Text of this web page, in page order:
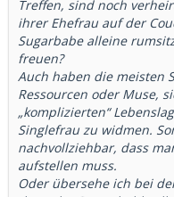
Treffen, sind noch
ihrer Ehefrau auf der
Sugarbabe alleine
freuen?
Auch haben die meisten
Ressourcen oder Muse,
„komplizierten“
Singlefrau zu widmen.
nachvollziehbar, dass
aufstellen muss.
Oder übersehe ich bei